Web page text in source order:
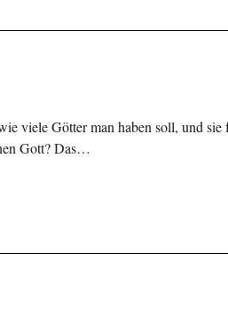
viele Götter man haben soll, und
Gott? Das…